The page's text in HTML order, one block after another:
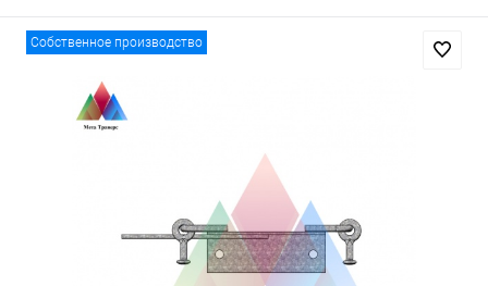
Собственное производство